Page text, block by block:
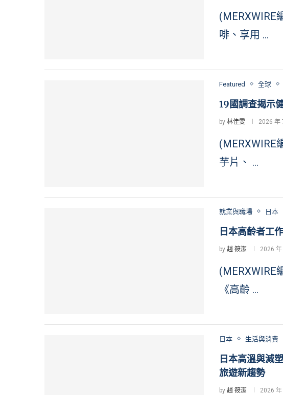
(MERXWIRE
啡、享用 …
Featured 全球
19國調查揭示
by 林佳雯 2026 年
(MERXWIRE
芋片、 …
就業與職場 日本
日本高齡者工
by 趙 筱潔 2026 年
(MERXWIRE
《高齡 …
日本 生活與消費
日本高溫與減
旅遊新趨勢
by 趙 筱潔 2026 年